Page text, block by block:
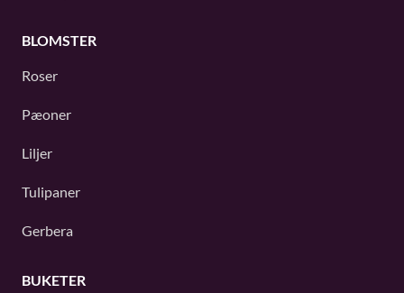
BLOMSTER
Roser
Pæoner
Liljer
Tulipaner
Gerbera
BUKETER